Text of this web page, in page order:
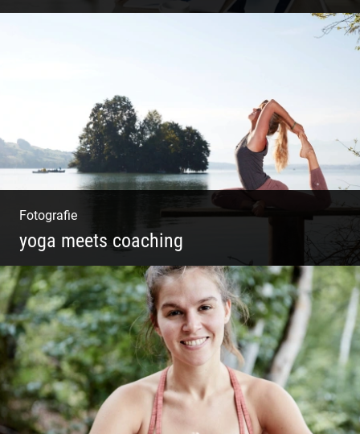
Fotografie
yoga meets coaching
Sonnengruß Katharina Kirchner